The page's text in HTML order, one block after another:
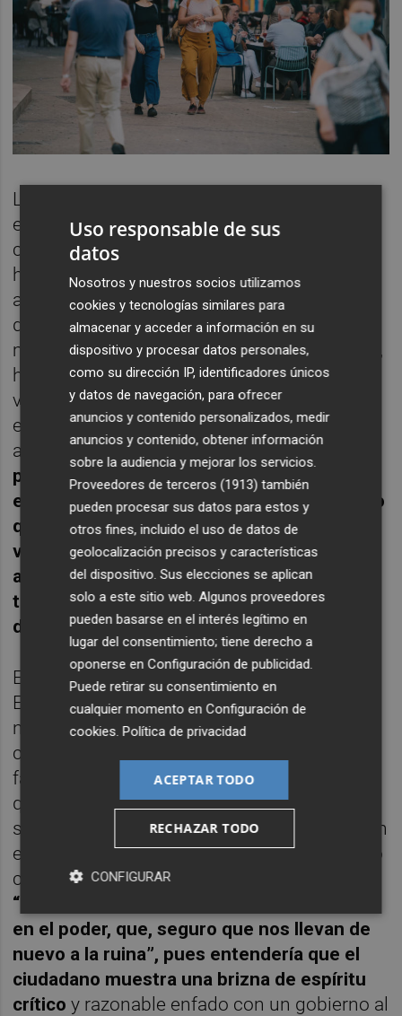
La ciudad mantiene su pulso, pero hay algo
extraño, todos sus habitantes se cubren la
cara pese a la elevada temperatura y la
humedad que genera un constante sudor,
algo a lo que ese odioso utensilio
denominado mascarilla, contribuye de
manera determinante. Hay turistas y locales,
hay terrazas llenas, pero también terrazas
vacías, muchos locales de restauración
esperan con ansia que el viandante haga un
alto en el camino y llene sus sillas vacías,
pero sobre todo impera un comentario
entre las personas que habitan la urbe, algo
que puede resumirse en la frase “vamos a
ver que hacemos antes de que nos vuelvan
a encerrar”. Nuestro inconsciente es
tremendamente sumiso y obediente, y no
dudamos en reconocerlo y manifestarlo.
El peor gobierno de la democracia en
España, con unas cifras históricas en
numero de muertos por habitante,
contagiados en el sector sanitario, compras
fallidas y pagadas, destrucción de empleo y
que además se permite irse de vacaciones,
surfear y lo que les de la real gana, es a quien
entregamos la potestad de encerrarnos o no
con total naturalidad.
“a ver que pasa con esta panda de ineptos
en el poder, que, seguro que nos llevan de
nuevo a la ruina”, pues entendería que el
ciudadano muestra una brizna de espíritu
crítico y razonable enfado con un gobierno al
Uso responsable de sus
datos
Nosotros y nuestros socios utilizamos
cookies y tecnologías similares para
almacenar y acceder a información en su
dispositivo y procesar datos personales,
como su dirección IP, identificadores únicos
y datos de navegación, para ofrecer
anuncios y contenido personalizados, medir
anuncios y contenido, obtener información
sobre la audiencia y mejorar los servicios.
Proveedores de terceros (1913) también
pueden procesar sus datos para estos y
otros fines, incluido el uso de datos de
geolocalización precisos y características
del dispositivo. Sus elecciones se aplican
solo a este sitio web. Algunos proveedores
pueden basarse en el interés legítimo en
lugar del consentimiento; tiene derecho a
oponerse enConfiguración de publicidad.
Puede retirar su consentimiento en
cualquier momento enConfiguración de
cookies.Política de privacidad
ACEPTAR TODO
RECHAZAR TODO
CONFIGURAR